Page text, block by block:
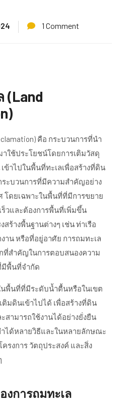
1 Comment
(Land
คือ กระบวนการที่นำ
ใช้ประโยชน์โดยการเติมวัสดุ
ข้าไปในพื้นที่ทะเลเพื่อสร้างที่ดิน
ระบวนการที่มีความสำคัญอย่าง
โดยเฉพาะในพื้นที่ที่มีการขยาย
ร็วและต้องการพื้นที่เพิ่มขึ้น
ร้างพื้นฐานต่างๆ เช่น ท่าเรือ
าน หรือที่อยู่อาศัย การถมทะเล
ที่สำคัญในการตอบสนองความ
มีพื้นที่จำกัด
นพื้นที่ที่มีระดับน้ำตื้นหรือในเขต
มดินเข้าไปได้ เพื่อสร้างที่ดิน
ามารถใช้งานได้อย่างยั่งยืน
ำได้หลายวิธีและในหลายลักษณะ
งการ วัตถุประสงค์ และสิ่ง
การถมทะเล